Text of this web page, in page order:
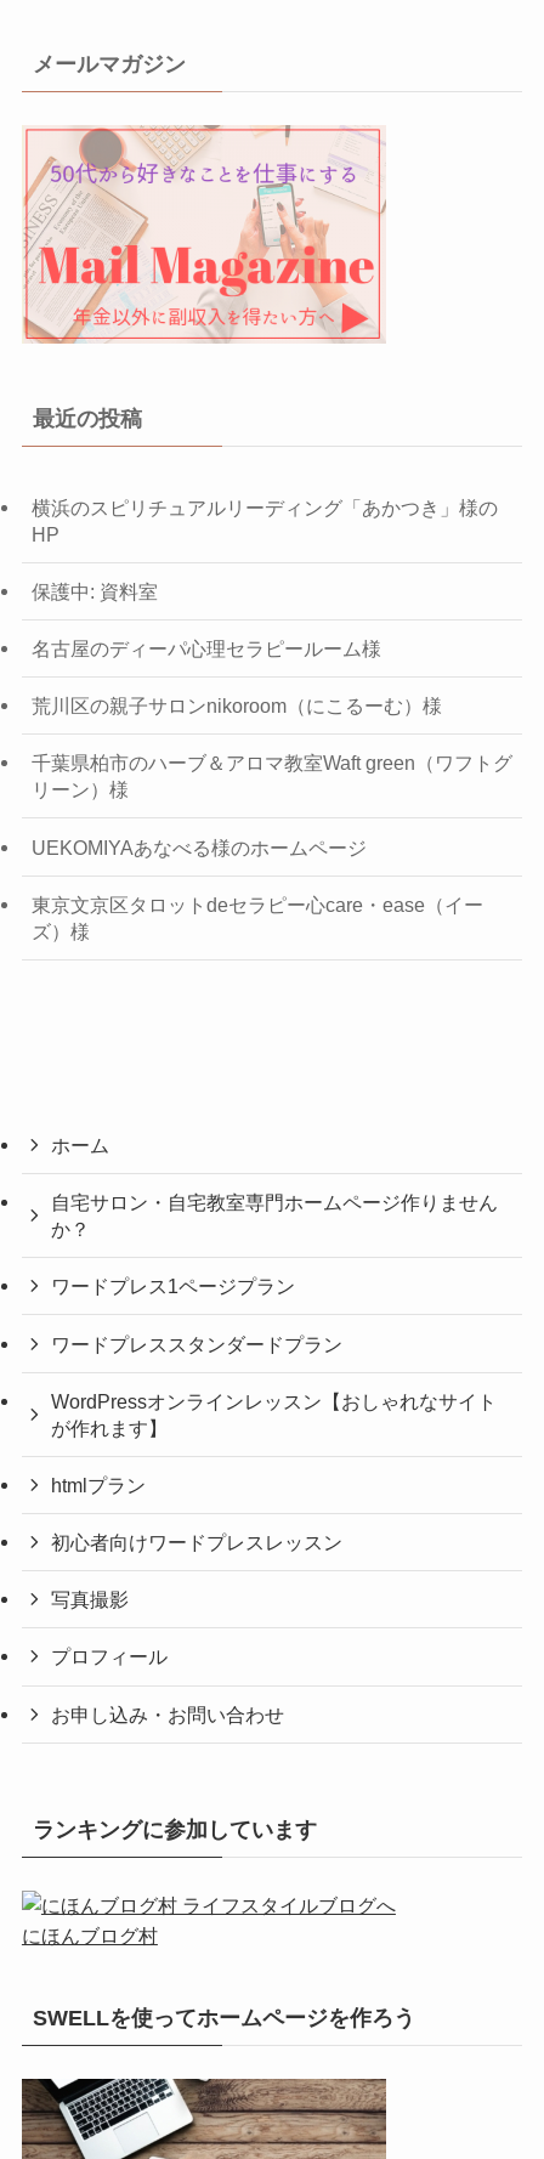
メールマガジン
最近の投稿
横浜のスピリチュアルリーディング「あかつき」様の
HP
保護中: 資料室
名古屋のディーパ心理セラピールーム様
荒川区の親子サロンnikoroom（にこるーむ）様
千葉県柏市のハーブ＆アロマ教室Waft green（ワフトグ
リーン）様
UEKOMIYAあなべる様のホームページ
東京文京区タロットdeセラピー心care・ease（イー
ズ）様
ホーム
自宅サロン・自宅教室専門ホームページ作りません
か？
ワードプレス1ページプラン
ワードプレススタンダードプラン
WordPressオンラインレッスン【おしゃれなサイト
が作れます】
htmlプラン
初心者向けワードプレスレッスン
写真撮影
プロフィール
お申し込み・お問い合わせ
ランキングに参加しています
にほんブログ村
SWELLを使ってホームページを作ろう